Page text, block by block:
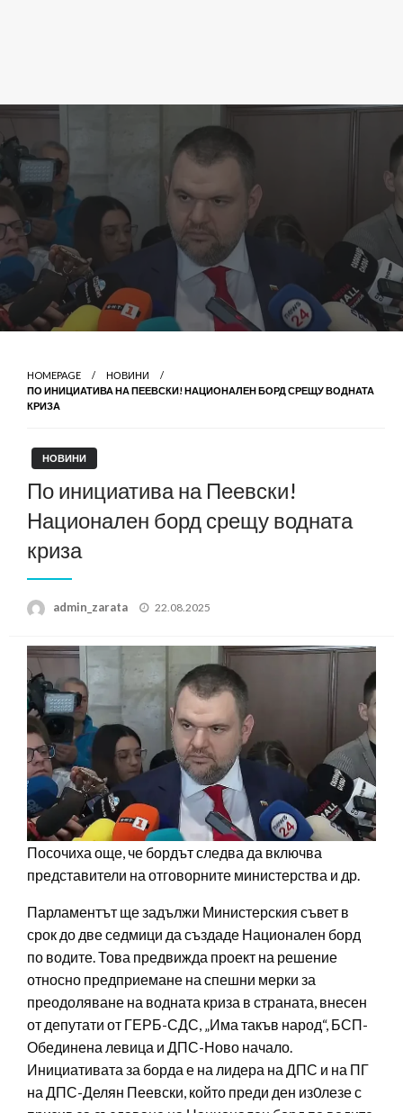
HOMEPAGE
НОВИНИ
ПО ИНИЦИАТИВА НА ПЕЕВСКИ! НАЦИОНАЛЕН БОРД СРЕЩУ ВОДНАТА
КРИЗА
НОВИНИ
По инициатива на Пеевски!
Национален борд срещу водната
криза
admin_zarata
Posted
22.08.2025
Посочиха още, че бордът следва да включва
представители на отговорните министерства и др.
Парламентът ще задължи Министерския съвет в
срок до две седмици да създаде Национален борд
по водите. Това предвижда проект на решение
относно предприемане на спешни мерки за
преодоляване на водната криза в страната, внесен
от депутати от ГЕРБ-СДС, „Има такъв народ“, БСП-
Обединена левица и ДПС-Ново начало.
Инициативата за борда е на лидера на ДПС и на ПГ
на ДПС-Делян Пеевски, който преди ден из0лезе с